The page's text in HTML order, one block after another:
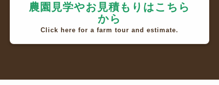
農園見学やお見積もりはこちら
から
Click here for a farm tour and estimate.